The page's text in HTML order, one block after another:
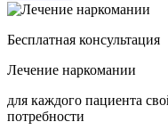
Бесплатная консультация
Лечение наркомании
для каждого пациента
потребности